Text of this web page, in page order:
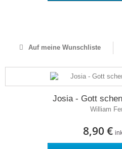
Auf meine Wunschliste
Josia - Gott
William
8,90 €